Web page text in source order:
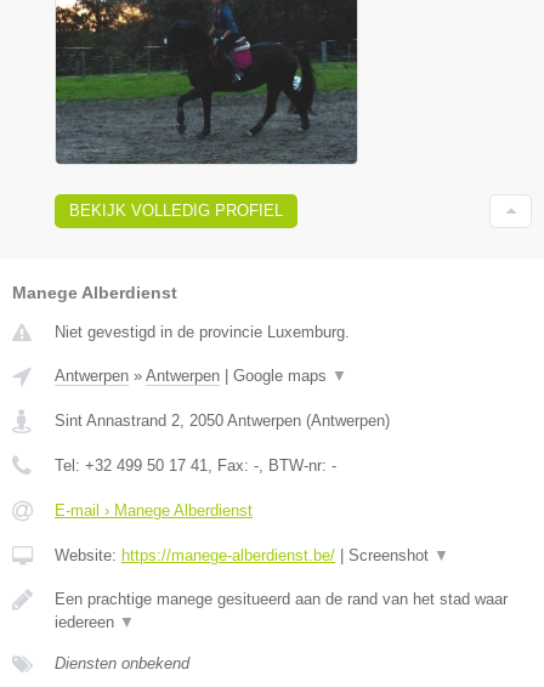
BEKIJK VOLLEDIG PROFIEL
Manege Alberdienst
Niet gevestigd in de provincie Luxemburg.
Antwerpen » Antwerpen Google maps ▼
Sint Annastrand 2, 2050 Antwerpen (Antwerpen)
Tel: +32 499 50 17 41, Fax: -, BTW-nr: -
E-mail › Manege Alberdienst
Website: https://manege-alberdienst.be/ Screenshot ▼
Een prachtige manege gesitueerd aan de rand van het stad waar
iedereen ▼
Diensten onbekend